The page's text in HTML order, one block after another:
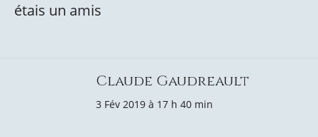
étais un amis
Claude Gaudreault
3 Fév 2019 à 17 h 40 min